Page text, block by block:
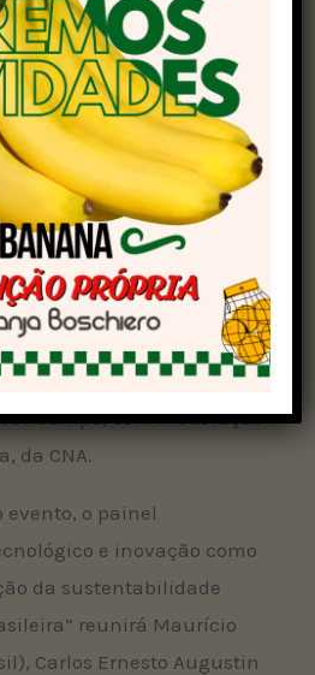
será uma
essas conquistas,
atuais e vislumbrar os
e inovação no
dois painéis temáticos. O
na produção
da Embrapa Soja”, terá a
Gazzoni, Antônio Márcio
Campo, com moderação
da CNA.
evento, o painel
e inovação como
da sustentabilidade
reunirá Maurício
Carlos Ernesto Augustin